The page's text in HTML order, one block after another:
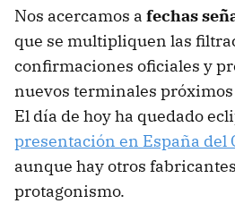
Nos acercamos a fechas
que se multipliquen las
confirmaciones oficiales y
nuevos terminales
El día de hoy ha quedado
presentación en España del
aunque hay otros
protagonismo.